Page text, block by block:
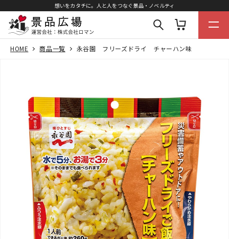
想いをカタチに。人と人をつなぐ景品・ノベルティ
HOME 商品一覧 永谷園 フリーズドライ チャーハン味